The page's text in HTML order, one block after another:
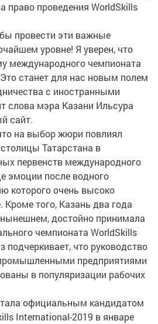
право проведения WorldSkills
провести эти важные
уровне! Я уверен, что
международного чемпионата
станет для нас новым полем
с иностранными
слова мэра Казани Ильсура
сайт.
на выбор жюри повлиял
Татарстана в
первенств международного
эмоции после водного
которого очень высоко
того, Казань два года
достойно принимала
чемпионата WorldSkills
подчеркивает, что руководство
предприятиями
в популяризации рабочих
официальным кандидатом
International-2019 в январе